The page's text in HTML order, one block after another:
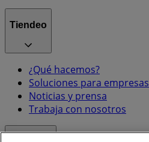
Tiendeo
¿Qué hacemos?
Soluciones para empresas
Noticias y prensa
Trabaja con nosotros